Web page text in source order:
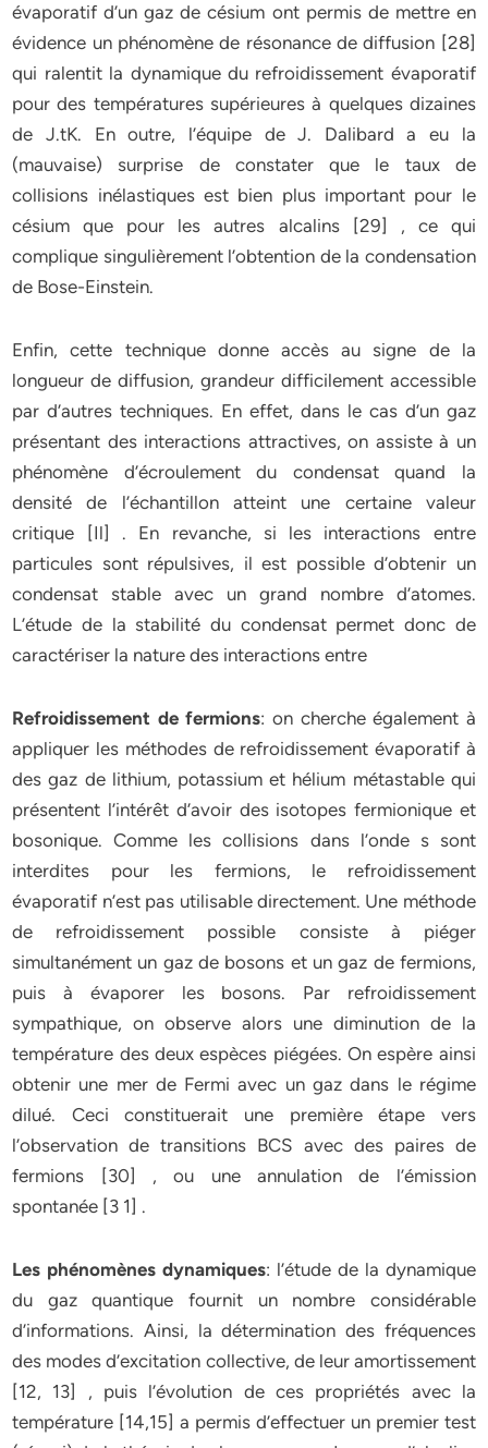
évaporatif d’un gaz de césium ont permis de mettre en
évidence un phénomène de résonance de diffusion [28]
qui ralentit la dynamique du refroidissement évaporatif
pour des températures supérieures à quelques dizaines
de J.tK. En outre, l’équipe de J. Dalibard a eu la
(mauvaise) surprise de constater que le taux de
collisions inélastiques est bien plus important pour le
césium que pour les autres alcalins [29] , ce qui
complique singulièrement l’obtention de la condensation
de Bose-Einstein.
Enfin, cette technique donne accès au signe de la
longueur de diffusion, grandeur difficilement accessible
par d’autres techniques. En effet, dans le cas d’un gaz
présentant des interactions attractives, on assiste à un
phénomène d’écroulement du condensat quand la
densité de l’échantillon atteint une certaine valeur
critique [Il] . En revanche, si les interactions entre
particules sont répulsives, il est possible d’obtenir un
condensat stable avec un grand nombre d’atomes.
L’étude de la stabilité du condensat permet donc de
caractériser la nature des interactions entre
Refroidissement de fermions: on cherche également à
appliquer les méthodes de refroidissement évaporatif à
des gaz de lithium, potassium et hélium métastable qui
présentent l’intérêt d’avoir des isotopes fermionique et
bosonique. Comme les collisions dans l’onde s sont
interdites pour les fermions, le refroidissement
évaporatif n’est pas utilisable directement. Une méthode
de refroidissement possible consiste à piéger
simultanément un gaz de bosons et un gaz de fermions,
puis à évaporer les bosons. Par refroidissement
sympathique, on observe alors une diminution de la
température des deux espèces piégées. On espère ainsi
obtenir une mer de Fermi avec un gaz dans le régime
dilué. Ceci constituerait une première étape vers
l’observation de transitions BCS avec des paires de
fermions [30] , ou une annulation de l’émission
spontanée [3 1] .
Les phénomènes dynamiques: l’étude de la dynamique
du gaz quantique fournit un nombre considérable
d’informations. Ainsi, la détermination des fréquences
des modes d’excitation collective, de leur amortissement
[12, 13] , puis l’évolution de ces propriétés avec la
température [14,15] a permis d’effectuer un premier test